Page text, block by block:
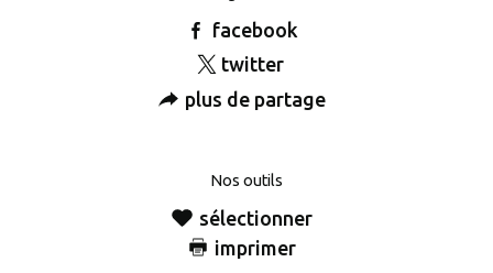
facebook
twitter
plus de partage
Nos outils
sélectionner
imprimer